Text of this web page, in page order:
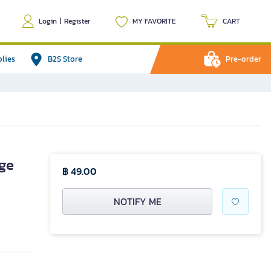
Login | Register MY FAVORITE CART
B2S Store Pre-order
฿ 49.00
NOTIFY ME